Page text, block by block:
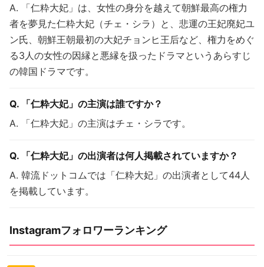
A. 「仁粋大妃」は、女性の身分を越えて朝鮮最高の権力
者を夢見た仁粋大妃（チェ・シラ）と、悲運の王妃廃妃ユ
ン氏、朝鮮王朝最初の大妃チョンヒ王后など、権力をめぐ
る3人の女性の因縁と悪縁を扱ったドラマというあらすじ
の韓国ドラマです。
Q. 「仁粋大妃」の主演は誰ですか？
A. 「仁粋大妃」の主演はチェ・シラです。
Q. 「仁粋大妃」の出演者は何人掲載されていますか？
A. 韓流ドットコムでは「仁粋大妃」の出演者として44人
を掲載しています。
Instagramフォロワーランキング